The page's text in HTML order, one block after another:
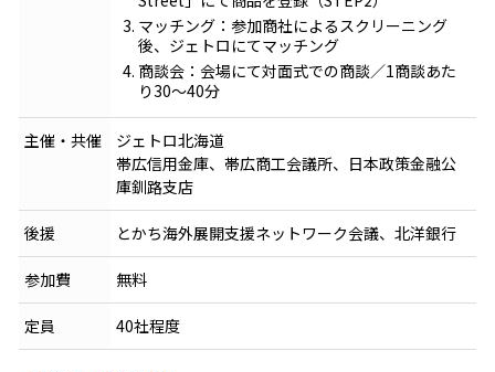
マッチング：参加商社によるスクリーニング
後、ジェトロにてマッチング
商談会：会場にて対面式での商談／1商談あた
り30～40分
主催・共催
ジェトロ北海道
帯広信用金庫、帯広商工会議所、日本政策金融公
庫釧路支店
後援 とかち海外展開支援ネットワーク会議、北洋銀行
参加費 無料
定員 40社程度